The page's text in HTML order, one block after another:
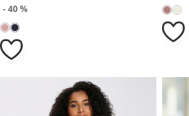
- 40 %